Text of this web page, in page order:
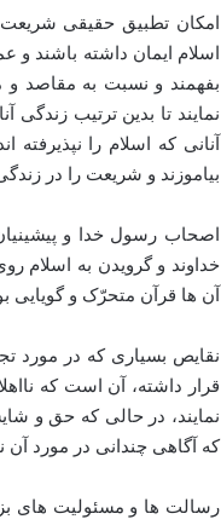
امکان تطبیق حقیقی
اسلام ایمان داشته باشند
بفهمند و نسبت به مقاصد و
نمایند تا بدین ترتیب
آنانی که اسلام را
بیاموزند و شریعت را در زندگی
اصحاب رسول خدا و
خداوند و گرویدن به اسلام
آن ها قرآن متحرّک و گویایی
نقایص بسیاری که در مورد
قرار داشته، آن است که
نمایند، در حالی که حق و
که آگاهی چندانی در مورد
رسالت ها و مسئولیت های